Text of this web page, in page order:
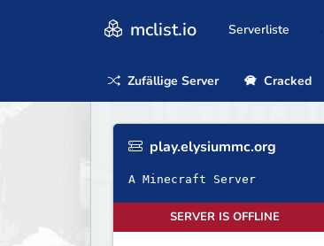
mclist.io Serverliste
Zufällige Server Cracked
play.elysiummc.org
A Minecraft Server
SERVER IS OFFLINE